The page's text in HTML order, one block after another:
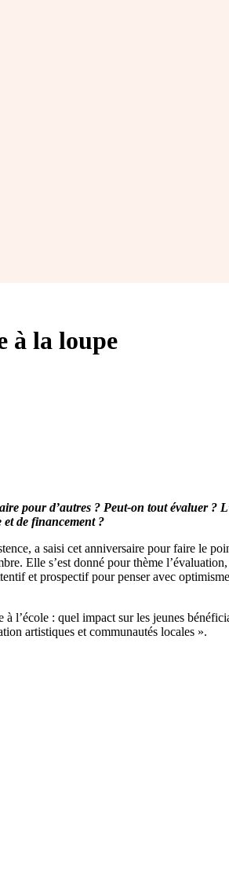
à la loupe
pour d’autres ? Peut-on tout évaluer ?
de financement ?
a saisi cet anniversaire pour faire le
Elle s’est donné pour thème
et prospectif pour penser avec
: quel impact sur les jeunes
artistiques et communautés locales ».